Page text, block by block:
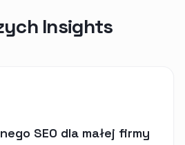
Insights
SEO dla małej firmy